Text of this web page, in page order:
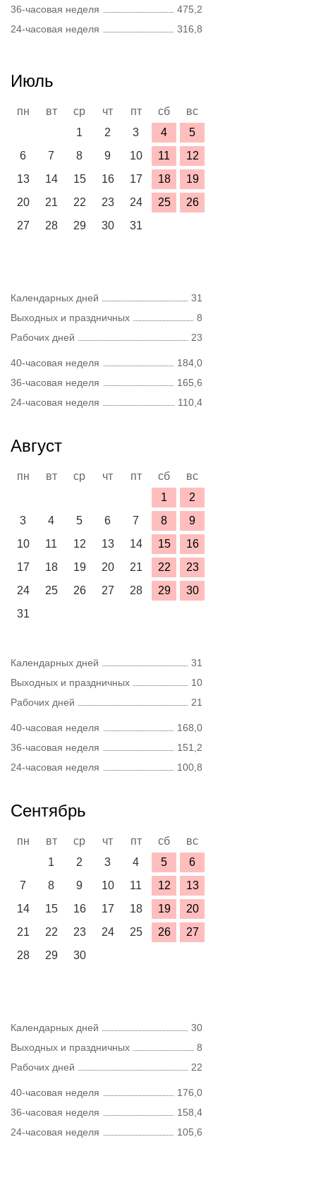
36-часовая неделя
475,2
24-часовая неделя
316,8
Июль
пн вт ср чт пт сб
вс
1
2 3 4
5
6
7 8 9 10 11
12
13
14 15 16 17 18
19
20
21 22 23 24 25
26
27
28 29 30 31
Календарных дней
31
Выходных и праздничных
8
Рабочих дней
23
40-часовая неделя
184,0
36-часовая неделя
165,6
24-часовая неделя
110,4
Август
пн вт ср чт пт сб
вс
1
2
3
4 5 6 7 8
9
10
11 12 13 14 15
16
17
18 19 20 21 22
23
24
25 26 27 28 29
30
31
Календарных дней
31
Выходных и праздничных
10
Рабочих дней
21
40-часовая неделя
168,0
36-часовая неделя
151,2
24-часовая неделя
100,8
Сентябрь
пн вт ср чт пт сб
вс
1
2 3 4 5
6
7
8 9 10 11 12
13
14
15 16 17 18 19
20
21
22 23 24 25 26
27
28
29 30
Календарных дней
30
Выходных и праздничных
8
Рабочих дней
22
40-часовая неделя
176,0
36-часовая неделя
158,4
24-часовая неделя
105,6